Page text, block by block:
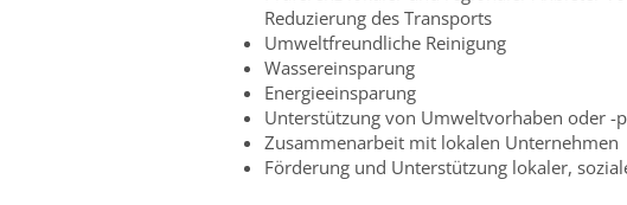
Reduzierung des Transports
Umweltfreundliche Reinigung
Wassereinsparung
Energieeinsparung
Unterstützung von Umweltvorhaben oder -
Zusammenarbeit mit lokalen Unternehmen
Förderung und Unterstützung lokaler,